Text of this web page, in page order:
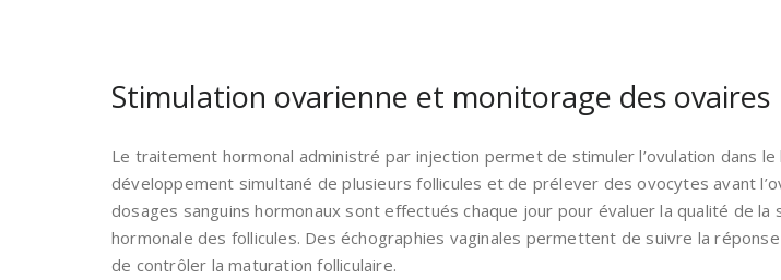
Stimulation ovarienne et monitorage des ovaires
Le traitement hormonal administré par injection permet de stimuler l’ovulation dans le
développement simultané de plusieurs follicules et de prélever des ovocytes avant
dosages sanguins hormonaux sont effectués chaque jour pour évaluer la qualité de la
hormonale des follicules. Des échographies vaginales permettent de suivre la
de contrôler la maturation folliculaire.